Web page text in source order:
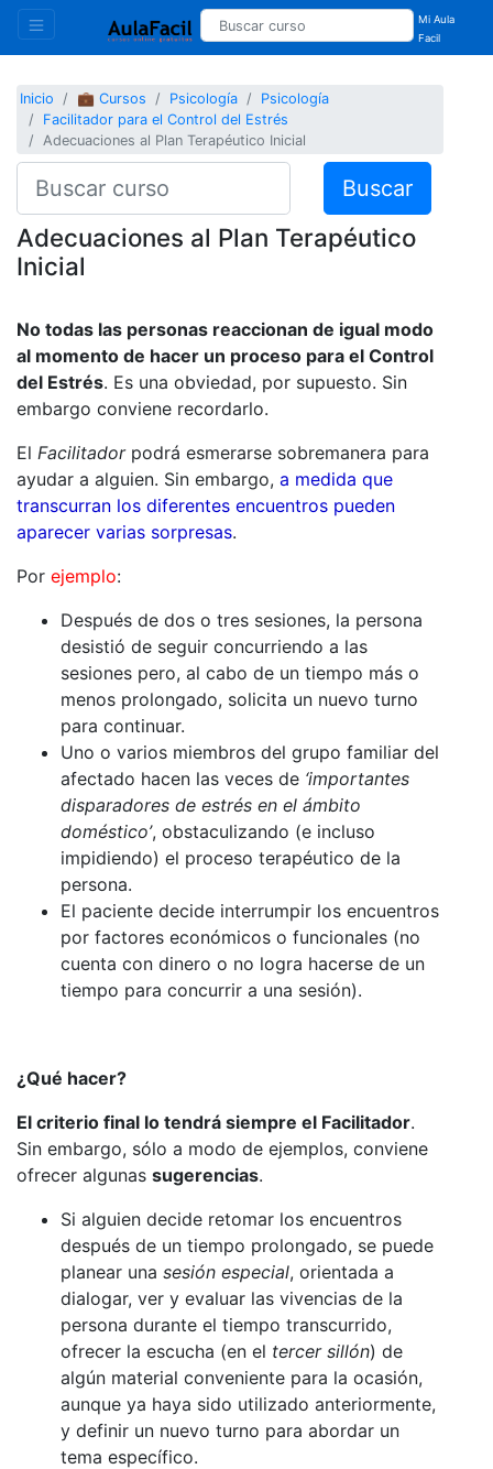
Mi Aula
Facil
Inicio 💼 Cursos Psicología
Psicología
Facilitador para el Control del Estrés
Adecuaciones al Plan Terapéutico Inicial
Buscar
Adecuaciones al Plan Terapéutico
Inicial
No todas las personas reaccionan de igual modo
al momento de hacer un proceso para el Control
del Estrés. Es una obviedad, por supuesto. Sin
embargo conviene recordarlo.
El Facilitadorpodrá esmerarse sobremanera para
ayudar a alguien. Sin embargo, a medida que
transcurran los diferentes encuentros pueden
aparecer varias sorpresas.
Por ejemplo:
Después de dos o tres sesiones, la persona
desistió de seguir concurriendo a las
sesiones pero, al cabo de un tiempo más o
menos prolongado, solicita un nuevo turno
para continuar.
Uno o varios miembros del grupo familiar del
afectado hacen las veces de ‘importantes
disparadores de estrés en el ámbito
doméstico’, obstaculizando (e incluso
impidiendo) el proceso terapéutico de la
persona.
El paciente decide interrumpir los encuentros
por factores económicos o funcionales (no
cuenta con dinero o no logra hacerse de un
tiempo para concurrir a una sesión).
¿Qué hacer?
El criterio final lo tendrá siempre el Facilitador.
Sin embargo, sólo a modo de ejemplos, conviene
ofrecer algunas sugerencias.
Si alguien decide retomar los encuentros
después de un tiempo prolongado, se puede
planear una sesión especial, orientada a
dialogar, ver y evaluar las vivencias de la
persona durante el tiempo transcurrido,
ofrecer la escucha (en el tercer sillón) de
algún material conveniente para la ocasión,
aunque ya haya sido utilizado anteriormente,
y definir un nuevo turno para abordar un
tema específico.